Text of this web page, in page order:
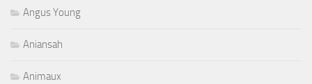
Angus Young
Aniansah
Animaux